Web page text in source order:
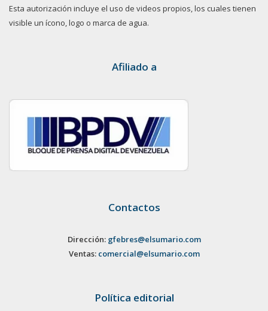
Esta autorización incluye el uso de videos propios, los cuales tienen
visible un ícono, logo o marca de agua.
Afiliado a
Contactos
Dirección: gfebres@elsumario.com
Ventas: comercial@elsumario.com
Política editorial